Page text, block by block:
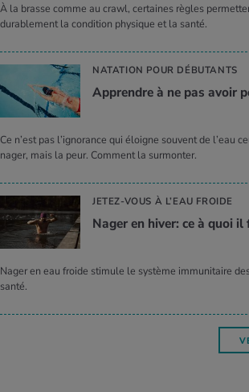
À la brasse comme au crawl, certaines règles
durablement la condition physique et la santé.
NATATION POUR DÉBUTANTS
Apprendre à ne pas avoir
Ce n’est pas l’ignorance qui éloigne souvent de l’eau
nager, mais la peur. Comment la surmonter.
JETEZ-VOUS À L’EAU FROIDE
Nager en hiver: ce à quoi
Nager en eau froide stimule le système immunitaire
santé.